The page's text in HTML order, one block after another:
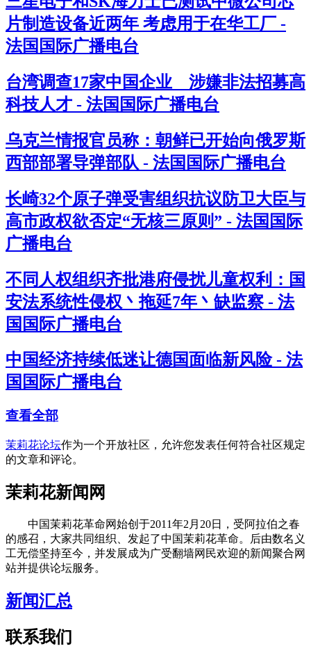
片制造设备近两年 考虑用于在华工厂 -
法国国际广播电台
台湾调查17家中国企业 涉嫌非法招募高
科技人才 - 法国国际广播电台
乌克兰情报官员称：朝鲜已开始向俄罗斯
西部部署导弹部队 - 法国国际广播电台
长崎32个原子弹受害组织抗议防卫大臣与
高市政权欲否定“无核三原则” - 法国国际
广播电台
不同人权组织齐批港府侵扰儿童权利：国
安法系统性侵权丶拖延7年丶缺监察 - 法
国国际广播电台
中国经济持续低迷让德国面临新风险 - 法
国国际广播电台
查看全部
茉莉花论坛作为一个开放社区，允许您发表任何符合社区规定
的文章和评论。
茉莉花新闻网
中国茉莉花革命网始创于2011年2月20日，受阿拉伯之春
的感召，大家共同组织、发起了中国茉莉花革命。后由数名义
工无偿坚持至今，并发展成为广受翻墙网民欢迎的新闻聚合网
站并提供论坛服务。
新闻汇总
联系我们